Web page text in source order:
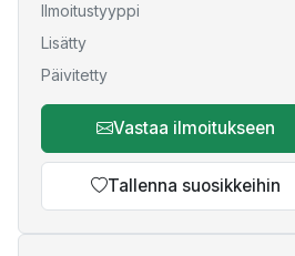
Ilmoitustyyppi
Lisätty
Päivitetty
Vastaa ilmoitukseen
Tallenna suosikkeihin